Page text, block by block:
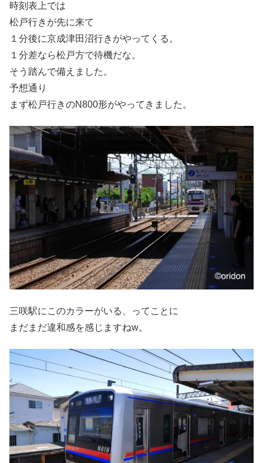
時刻表上では
松戸行きが先に来て
１分後に京成津田沼行きがやってくる。
１分差なら松戸方で待機だな。
そう踏んで備えました。
予想通り
まず松戸行きのN800形がやってきました。
三咲駅にこのカラーがいる、ってことに
まだまだ違和感を感じますねw。